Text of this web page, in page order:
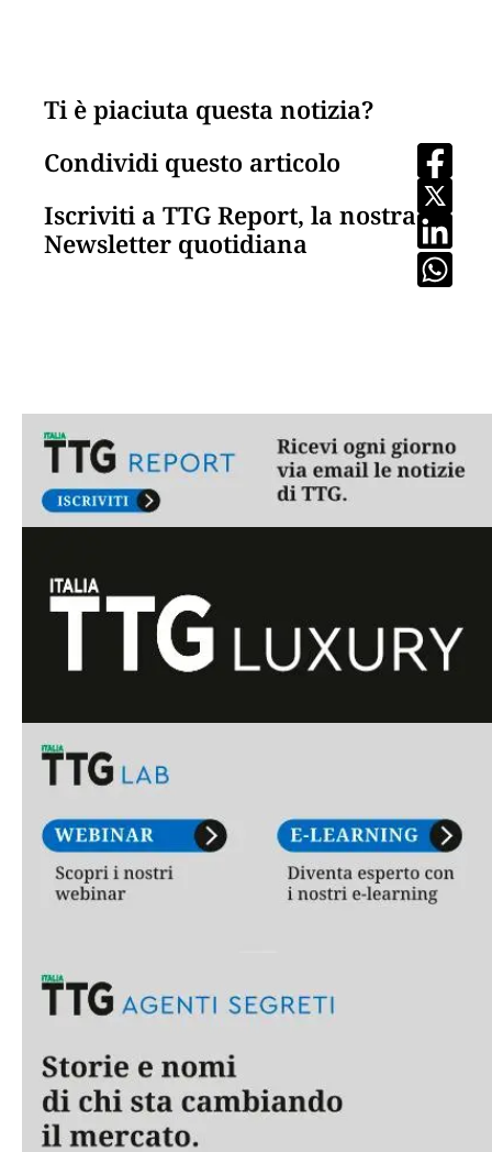
Ti è piaciuta questa notizia?
Condividi questo articolo
Iscriviti a TTG Report, la nostra
Newsletter quotidiana